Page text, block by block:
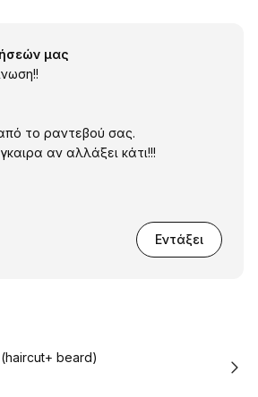
μας
το ραντεβού σας.
αν αλλάξει κάτι!!!
Εντάξει
beard)